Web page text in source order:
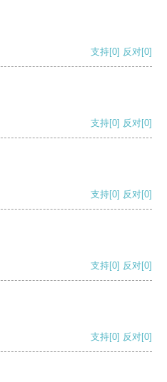
支持[0] 反对[0]
支持[0] 反对[0]
支持[0] 反对[0]
支持[0] 反对[0]
支持[0] 反对[0]